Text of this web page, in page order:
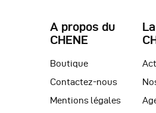
A propos du
CHENE
Boutique
Contactez-nous
Mentions légales